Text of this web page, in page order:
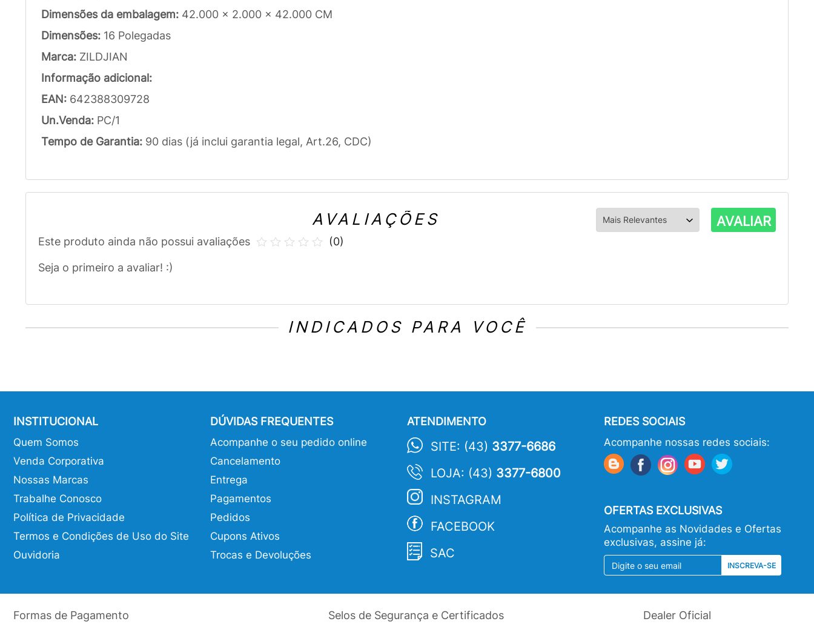
Dimensões da embalagem: 42.000 x 2.000 x 42.000 CM
Dimensões: 16 Polegadas
Marca: ZILDJIAN
Informação adicional:
EAN: 642388309728
Un.Venda: PC/1
Tempo de Garantia: 90 dias (já inclui garantia legal, Art.26, CDC)
AVALIAÇÕES AVALIAR
Este produto ainda não possui avaliações
Seja o primeiro a avaliar! :)
(0)
INDICADOS PARA VOCÊ
INSTITUCIONAL
Quem Somos
Venda Corporativa
Nossas Marcas
Trabalhe Conosco
Política de Privacidade
Termos e Condições de Uso do Site
Ouvidoria
DÚVIDAS FREQUENTES
Acompanhe o seu pedido online
Cancelamento
Entrega
Pagamentos
Pedidos
Cupons Ativos
Trocas e Devoluções
ATENDIMENTO
SITE: (43) 3377-6686
LOJA: (43) 3377-6800
INSTAGRAM
FACEBOOK
SAC
REDES SOCIAIS
Acompanhe nossas redes sociais:
OFERTAS EXCLUSIVAS
Acompanhe as Novidades e Ofertas
exclusivas, assine já:
INSCREVA-SE
Formas de Pagamento Selos de Segurança e Certificados Dealer Oficial